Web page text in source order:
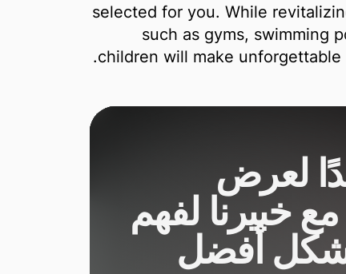
selected for you. While
such as gyms, swimming
children will make
لعرض
خبيرنا لفهم
أفضل